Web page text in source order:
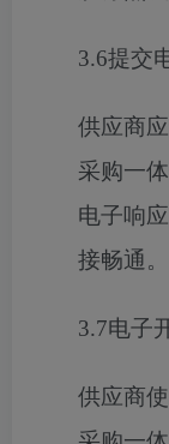
3.6提交
供应商
采购一
电子响
接畅通。
3.7电子
供应商